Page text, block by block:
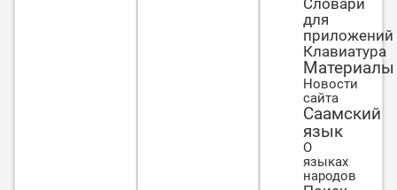
Словари
для
приложений
Клавиатура
Материалы
Новости
сайта
Саамский
язык
О
языках
народов